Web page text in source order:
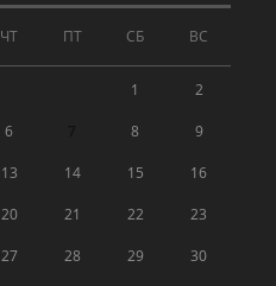
ЧТ ПТ СБ ВС
1 2
6 8 9
13 14 15 16
20 21 22 23
27 28 29 30